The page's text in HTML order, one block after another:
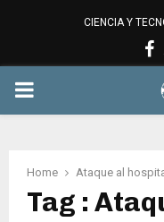
CIENCIA Y
PRIMARY
Home Ataque al
Tag :